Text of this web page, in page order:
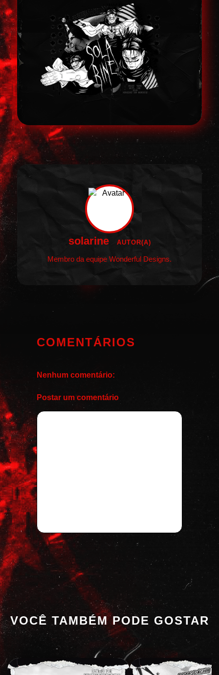
solarine AUTOR(A)
Membro da equipe Wonderful Designs.
COMENTÁRIOS
Nenhum comentário:
Postar um comentário
VOCÊ TAMBÉM PODE GOSTAR